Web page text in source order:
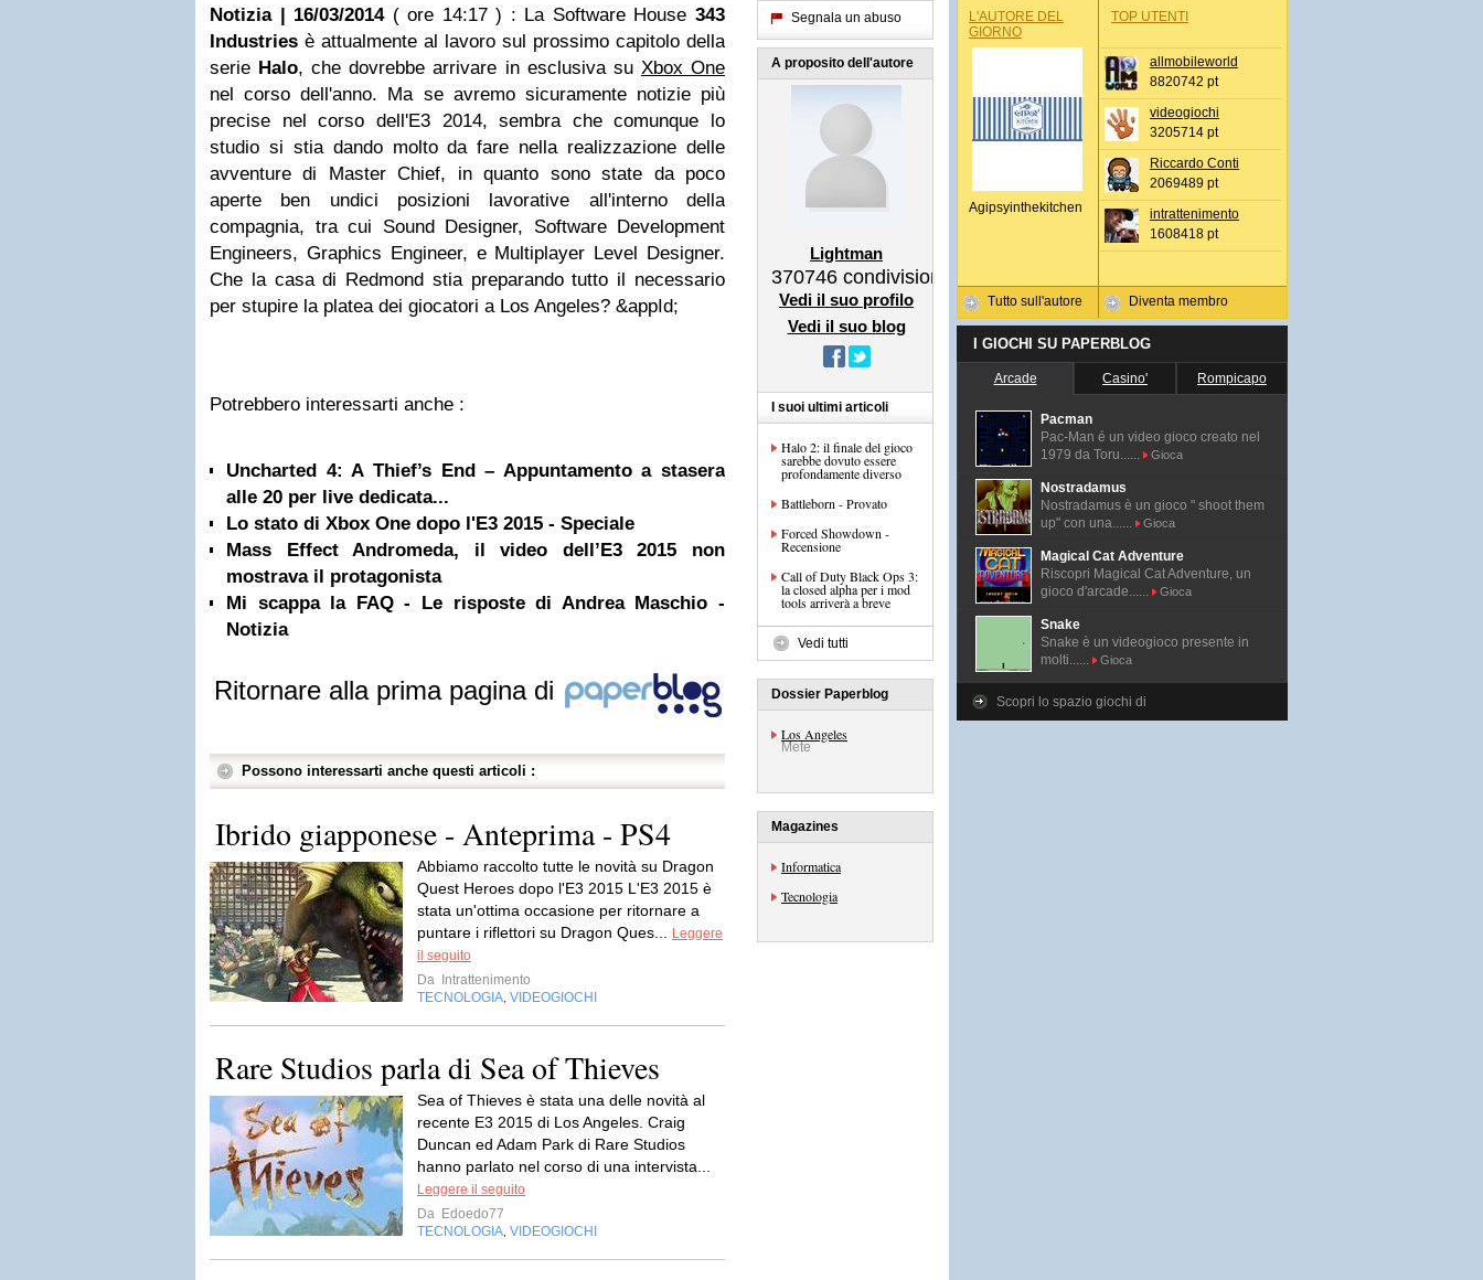
Notizia | 16/03/2014 ( ore 14:17 ) : La Software House343
Industries è attualmente al lavoro sul prossimo capitolo della
serie Halo, che dovrebbe arrivare in esclusiva su Xbox One
nel corso dell'anno. Ma se avremo sicuramente notizie più
precise nel corso dell'E3 2014, sembra che comunque lo
studio si stia dando molto da fare nella realizzazione delle
avventure di Master Chief, in quanto sono state da poco
aperte ben undici posizioni lavorative all'interno della
compagnia, tra cui Sound Designer, Software Development
Engineers, Graphics Engineer, e Multiplayer Level Designer.
Che la casa di Redmond stia preparando tutto il necessario
per stupire la platea dei giocatori a Los Angeles? &appId;
Potrebbero interessarti anche :
Uncharted 4: A Thief’s End – Appuntamento a stasera
alle 20 per live dedicata...
Lo stato di Xbox One dopo l'E3 2015 - Speciale
Mass Effect Andromeda, il video dell’E3 2015 non
mostrava il protagonista
Mi scappa la FAQ - Le risposte di Andrea Maschio -
Notizia
Ritornare alla prima pagina di
Possono interessarti anche questi articoli :
Ibrido giapponese - Anteprima - PS4
Abbiamo raccolto tutte le novità su Dragon
Quest Heroes dopo l'E3 2015 L'E3 2015 è
stata un'ottima occasione per ritornare a
puntare i riflettori su Dragon Ques...
Leggere
il seguito
Da
Intrattenimento
TECNOLOGIA VIDEOGIOCHI
Rare Studios parla di Sea of Thieves
Sea of Thieves è stata una delle novità al
recente E3 2015 di Los Angeles. Craig
Duncan ed Adam Park di Rare Studios
hanno parlato nel corso di una intervista...
Leggere il seguito
Da Edoedo77
TECNOLOGIA VIDEOGIOCHI
Segnala un abuso
A proposito dell'autore
Lightman
370746 condivisioni
Vedi il suo profilo
Vedi il suo blog
I suoi ultimi articoli
Halo 2: il finale del gioco
sarebbe dovuto essere
profondamente diverso
Battleborn - Provato
Forced Showdown -
Recensione
Call of Duty Black Ops 3:
la closed alpha per i mod
tools arriverà a breve
Vedi tutti
Dossier Paperblog
Los Angeles
Mete
Magazines
Informatica
Tecnologia
L'AUTORE DEL
GIORNO
Agipsyinthekitchen
Tutto sull'autore
TOP UTENTI
allmobileworld
8820742 pt
videogiochi
3205714 pt
Riccardo Conti
2069489 pt
intrattenimento
1608418 pt
Diventa membro
I GIOCHI SU PAPERBLOG
Arcade Casino' Rompicapo
Pacman
Pac-Man é un video gioco creato nel
1979 da Toru......
Gioca
Nostradamus
Nostradamus è un gioco " shoot them
up" con una......
Gioca
Magical Cat Adventure
Riscopri Magical Cat Adventure, un
gioco d'arcade......
Gioca
Snake
Snake è un videogioco presente in
molti......
Gioca
Scopri lo spazio giochi di